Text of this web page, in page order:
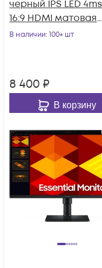
черный IPS LED 4ms
16:9 HDMI матовая
250cd 178гр/178гр
В наличии: 100+ шт
8 400 ₽
В корзину